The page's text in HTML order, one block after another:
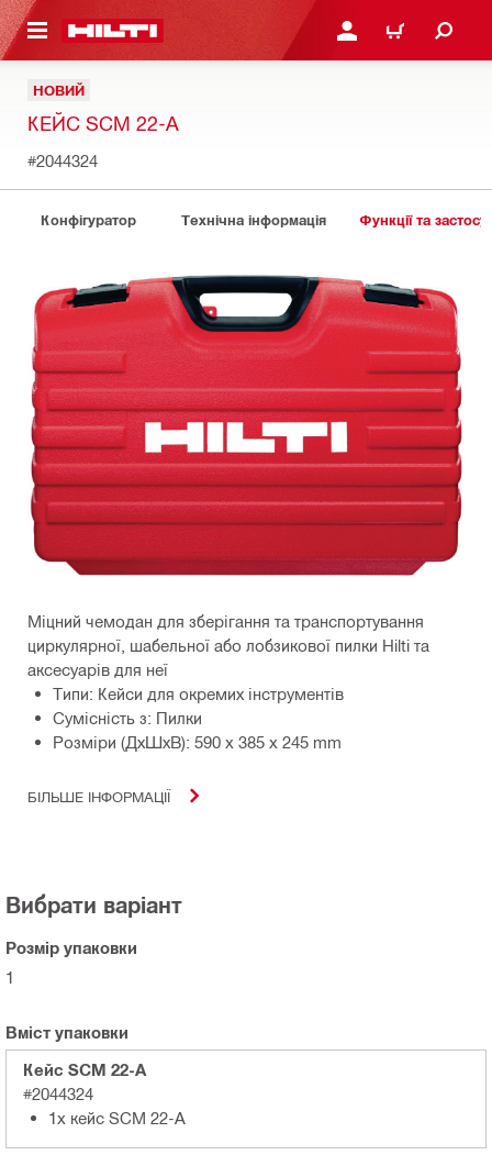
ЗМІСТУ УВІЙТИ АБО
КОШИК
НОВИЙ
КЕЙС SCM 22-A
#2044324
Конфігуратор Технічна інформація Функції та
Міцний чемодан для зберігання та транспортування
циркулярної, шабельної або лобзикової пилки Hilti та
аксесуарів для неї
Типи: Кейси для окремих інструментів
Сумісність з: Пилки
Розміри (ДхШхВ): 590 x 385 x 245 mm
БІЛЬШЕ ІНФОРМАЦІЇ
Вибрати варіант
Розмір упаковки
1
Вміст упаковки
Кейс SCM 22-A
#2044324
1x кейс SCM 22-A